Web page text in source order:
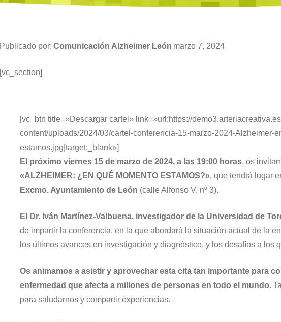
Publicado por: Comunicación Alzheimer León marzo 7, 2024
[vc_section]
[vc_btn title=»Descargar cartel» link=»url:https://
content/uploads/2024/03/cartel-conferencia-15-marzo-2024-Alzheimer-
estamos.jpg|target:_blank»]
El próximo viernes 15 de marzo de 2024, a las 19:00 horas, os
«ALZHEIMER: ¿EN QUÉ MOMENTO ESTAMOS?», que tendrá lugar
Excmo. Ayuntamiento de León (calle Alfonso V, nº 3).
El Dr. Iván Martínez-Valbuena, investigador de la Universidad de
de impartir la conferencia, en la que abordará la situación actual de la
los últimos avances en investigación y diagnóstico, y los desafíos a los
Os animamos a asistir y aprovechar esta cita tan importante para
enfermedad que afecta a millones de personas en todo el mundo.
para saludarnos y compartir experiencias.